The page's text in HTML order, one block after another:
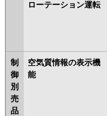
ローテーション運転
制
御
別
売
品
空気質情報の表示機
能